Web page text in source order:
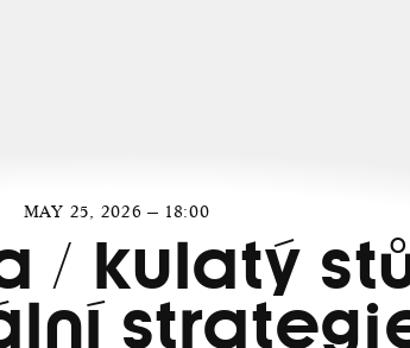
MAY 25, 2026 — 18:00
/ kulatý